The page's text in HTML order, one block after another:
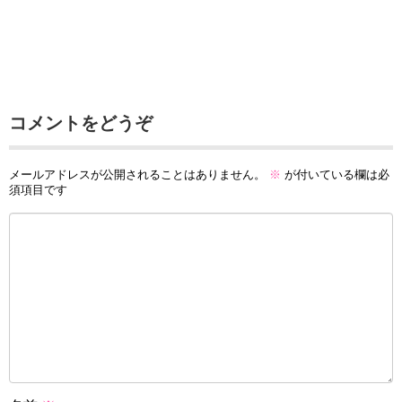
コメントをどうぞ
メールアドレスが公開されることはありません。 ※ が付いている欄は必
須項目です